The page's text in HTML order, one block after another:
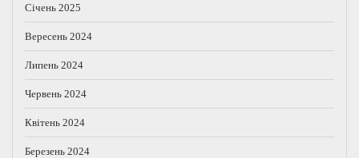
Січень 2025
Вересень 2024
Липень 2024
Червень 2024
Квітень 2024
Березень 2024